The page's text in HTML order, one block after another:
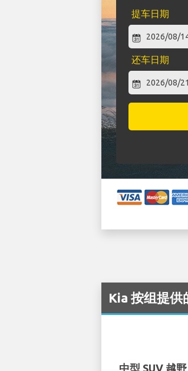
提车日期
还车日期
Kia 按组提
中型 SUV 越野